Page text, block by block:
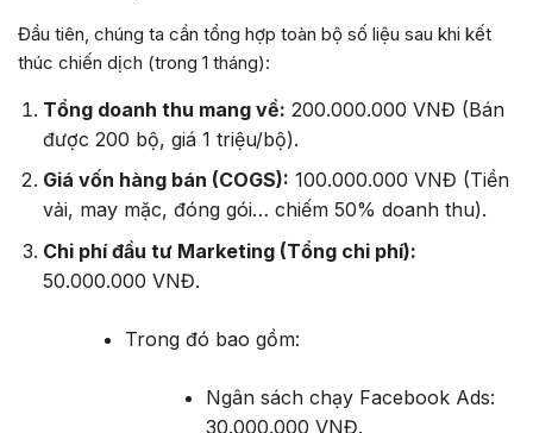
Đầu tiên, chúng ta cần tổng hợp toàn bộ số liệu sau khi kết
thúc chiến dịch (trong 1 tháng):
Tổng doanh thu mang về: 200.000.000 VNĐ (Bán
được 200 bộ, giá 1 triệu/bộ).
Giá vốn hàng bán (COGS): 100.000.000 VNĐ (Tiền
vải, may mặc, đóng gói… chiếm 50% doanh thu).
Chi phí đầu tư Marketing (Tổng chi phí):
50.000.000 VNĐ.
Trong đó bao gồm:
Ngân sách chạy Facebook Ads:
30.000.000 VNĐ.